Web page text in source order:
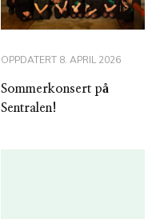
OPPDATERT 8. APRIL 2026
Sommerkonsert på
Sentralen!